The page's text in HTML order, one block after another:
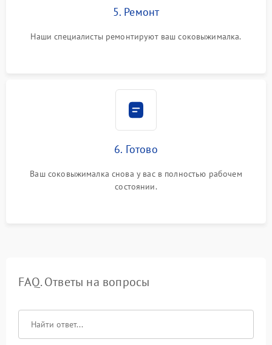
5. Ремонт
Наши специалисты ремонтируют ваш соковыжималка.
6. Готово
Ваш соковыжималка снова у вас в полностью рабочем
состоянии.
FAQ. Ответы на вопросы